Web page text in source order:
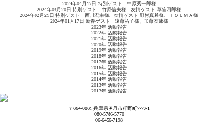
2024年04月17日 特別ゲスト 中原秀一郎様
2024年03月20日 特別ゲスト 竹原信夫様、友情ゲスト 草笛四郎様
2024年02月21日 特別ゲスト 西川宏幸様、友情ゲスト 野村真希様、ＴＯＵＭＡ様
2024年01月17日 新春ゲスト 遠藤祐子様、加藤友康様
2023年 活動報告
2022年 活動報告
2021年 活動報告
2020年 活動報告
2019年 活動報告
2018年 活動報告
2017年 活動報告
2016年 活動報告
2015年 活動報告
2014年 活動報告
2013年 活動報告
2012年 活動報告
〒664-0861 兵庫県伊丹市稲野町7-73-1
080-5786-5770
06-6456-7198